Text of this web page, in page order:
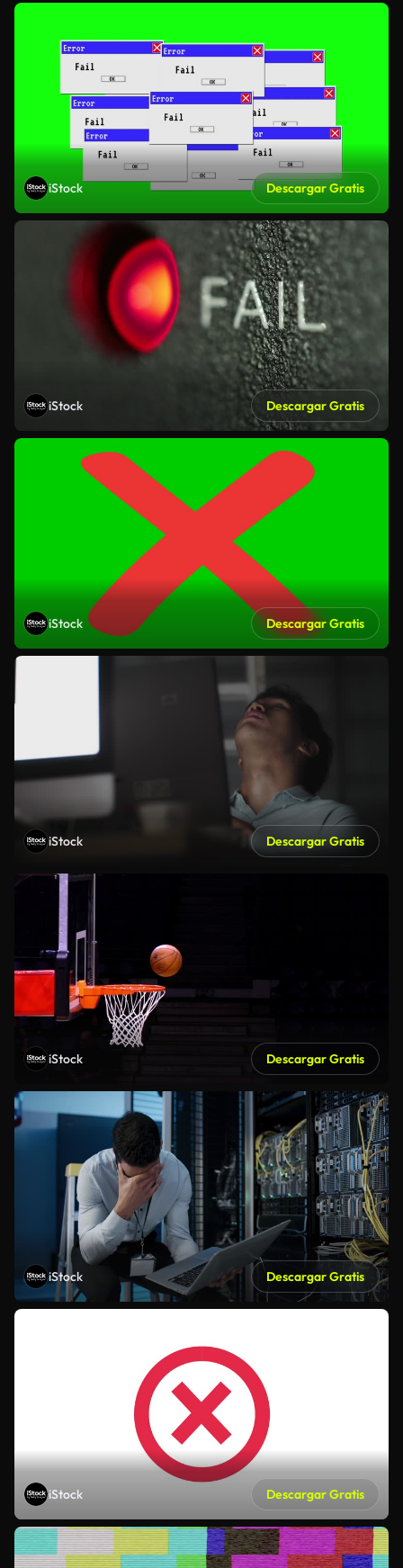
iStock Descargar Gratis
iStock Descargar Gratis
iStock Descargar Gratis
iStock Descargar Gratis
iStock Descargar Gratis
iStock Descargar Gratis
iStock Descargar Gratis